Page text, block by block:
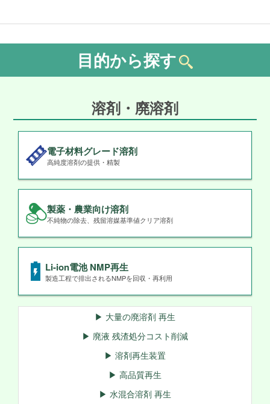
目的から探す
溶剤・廃溶剤
電子材料グレード溶剤
高純度溶剤の提供・精製
製薬・農業向け溶剤
不純物の除去、残留溶媒基準値クリア溶剤
Li-ion電池 NMP再生
製造工程で排出されるNMPを回収・再利用
▶ 大量の廃溶剤 再生
▶ 廃液 残渣処分コスト削減
▶ 溶剤再生装置
▶ 高品質再生
▶ 水混合溶剤 再生